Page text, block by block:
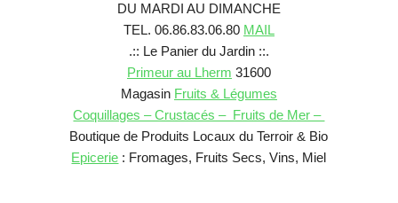
DU MARDI AU DIMANCHE
TEL. 06.86.83.06.80 MAIL
.:: Le Panier du Jardin ::.
Primeur au Lherm 31600
Magasin Fruits & Légumes
Coquillages – Crustacés – Fruits de Mer –
Boutique de Produits Locaux du Terroir & Bio
Epicerie : Fromages, Fruits Secs, Vins, Miel